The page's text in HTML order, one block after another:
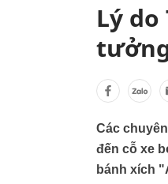
Lý
Các
đến cỗ xe
bánh xích